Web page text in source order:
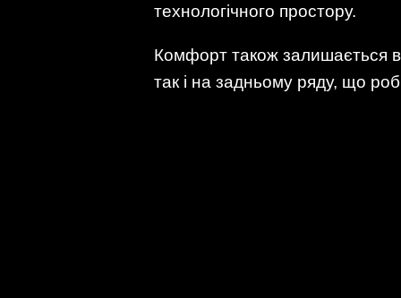
технологічного простору.
Комфорт також залишається
так і на задньому ряду, що